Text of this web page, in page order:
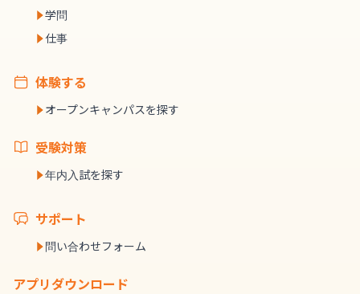
学問
仕事
体験する
オープンキャンパスを探す
受験対策
年内入試を探す
サポート
問い合わせフォーム
アプリダウンロード